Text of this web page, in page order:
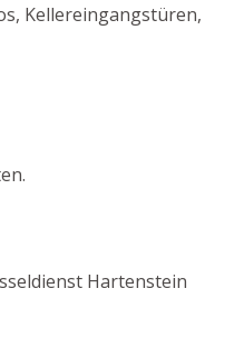
Kellereingangstüren,
Hartenstein